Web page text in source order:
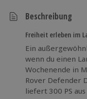
Beschreibung
Freiheit erleben im
Ein
wenn du einen
Wochenende in
Rover Defender
liefert 300 PS